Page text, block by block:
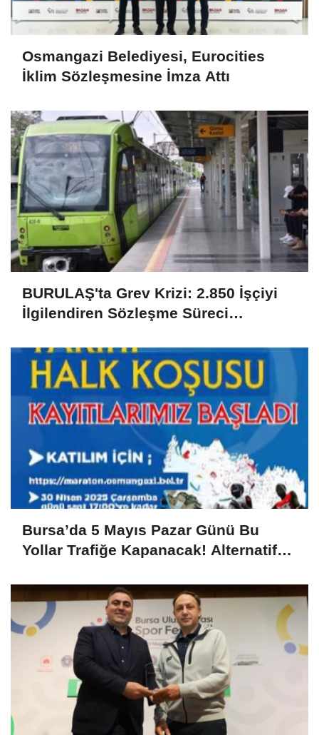
Osmangazi Belediyesi, Eurocities
İklim Sözleşmesine İmza Attı
BURULAŞ'ta Grev Krizi: 2.850 İşçiyi
İlgilendiren Sözleşme Süreci
Bursa’da 5 Mayıs Pazar Günü Bu
Yollar Trafiğe Kapanacak! Alternatif